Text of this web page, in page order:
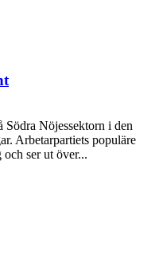
Nöjessektorn i den
Arbetarpartiets populäre
ser ut över...